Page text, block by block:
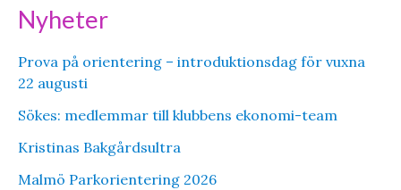
Nyheter
Prova på orientering – introduktionsdag för vuxna
22 augusti
Sökes: medlemmar till klubbens ekonomi-team
Kristinas Bakgårdsultra
Malmö Parkorientering 2026